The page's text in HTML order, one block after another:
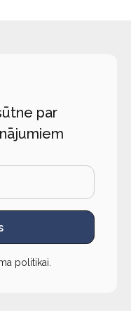
par
politikai